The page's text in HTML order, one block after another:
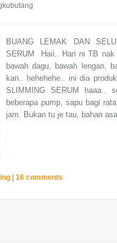
BUANG LEMAK DAN
SERUM Haii.. Hari ni TB nak
bawah dagu, bawah lengan,
kan.. hehehehe.. ini dia
SLIMMING SERUM haaa..
beberapa pump, sapu bagi
jam. Bukan tu je tau, bahan
16 comments